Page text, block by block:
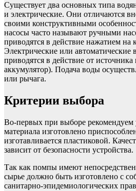
Существует два основных типа
и электрические. Они отличаются
своими конструктивными
насосы часто называют ручными
приводятся в действие нажатием
Электрические или
приводятся в действие от источника
аккумулятор). Подача воды
или рычага.
Критерии выбора
Во-первых при выборе рекомендуем
материала изготовлено
изготавливается пластиковой.
зависит от безопасности устройства.
Так как помпы имеют
сырье должно быть изготовлено с
санитарно-эпидемиологических